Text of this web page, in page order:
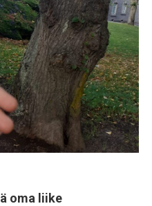
oma liike